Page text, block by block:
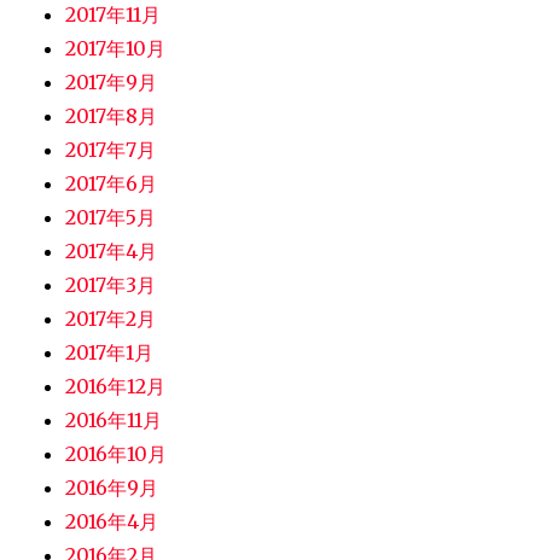
2017年11月
2017年10月
2017年9月
2017年8月
2017年7月
2017年6月
2017年5月
2017年4月
2017年3月
2017年2月
2017年1月
2016年12月
2016年11月
2016年10月
2016年9月
2016年4月
2016年2月